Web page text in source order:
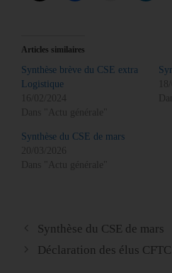
Articles similaires
Synthèse brève du CSE extra
Logistique
16/02/2024
Dans "Actu générale"
Synthèse du CSE de mars
20/03/2026
Dans "Actu générale"
Synthèse du CSE de mars
Déclaration des élus CFTC